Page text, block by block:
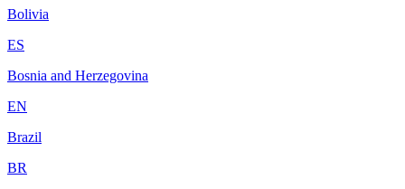
Bolivia
ES
Bosnia and Herzegovina
EN
Brazil
BR